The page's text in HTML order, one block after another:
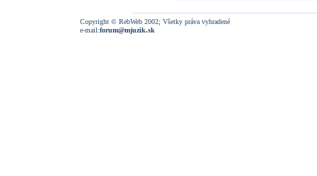
Copyright © RebWeb 2002; Všetky práva vyhradené
e-mail:forum@mjuzik.sk